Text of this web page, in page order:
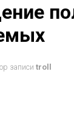
записи troll